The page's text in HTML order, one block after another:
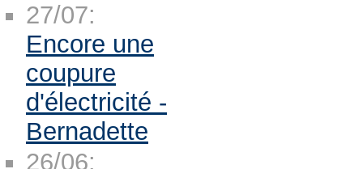
27/07:
Encore une
coupure
d'électricité -
Bernadette
26/06: